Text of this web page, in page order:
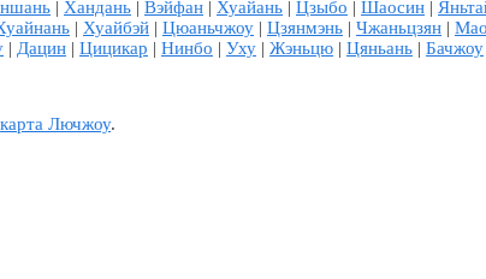
| Хандань | Вэйфан | Хуайань | Цзыбо | Шаосин |
| Хуайбэй | Цюаньчжоу | Цзянмэнь | Чжаньцзян |
| Дацин | Цицикар | Нинбо | Уху | Жэньцю | Цяньань | Бачжоу
карта Лючжоу.